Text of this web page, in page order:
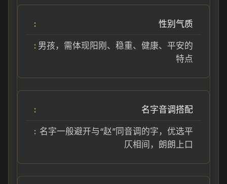
性别气质
男孩，需体现阳刚、稳重、健康、平安的
特点
名字音调搭配
名字一般避开与“赵”同音调的字，优选平
仄相间，朗朗上口